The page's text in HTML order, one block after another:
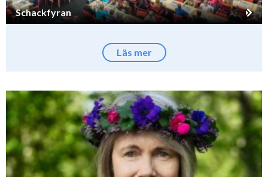
Schackfyran
Läs mer